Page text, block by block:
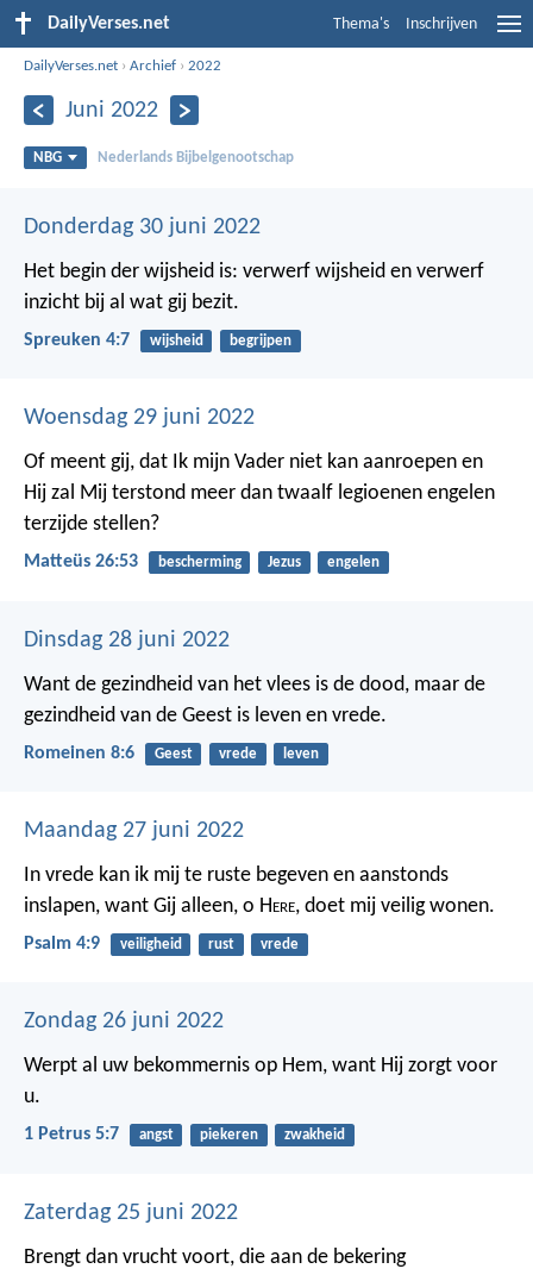
DailyVerses.net Thema's Inschrijven
DailyVerses.net ›Archief ›2022
Juni 2022
NBG Nederlands Bijbelgenootschap
Donderdag 30 juni 2022
Het begin der wijsheid is: verwerf wijsheid en verwerf
inzicht bij al wat gij bezit.
Spreuken 4:7 wijsheid begrijpen
Woensdag 29 juni 2022
Of meent gij, dat Ik mijn Vader niet kan aanroepen en
Hij zal Mij terstond meer dan twaalf legioenen engelen
terzijde stellen?
Matteüs 26:53 bescherming Jezus engelen
Dinsdag 28 juni 2022
Want de gezindheid van het vlees is de dood, maar de
gezindheid van de Geest is leven en vrede.
Romeinen 8:6 Geest vrede leven
Maandag 27 juni 2022
In vrede kan ik mij te ruste begeven en aanstonds
inslapen, want Gij alleen, o Here, doet mij veilig wonen.
Psalm 4:9 veiligheid rust vrede
Zondag 26 juni 2022
Werpt al uw bekommernis op Hem, want Hij zorgt voor
u.
1 Petrus 5:7 angst piekeren zwakheid
Zaterdag 25 juni 2022
Brengt dan vrucht voort, die aan de bekering